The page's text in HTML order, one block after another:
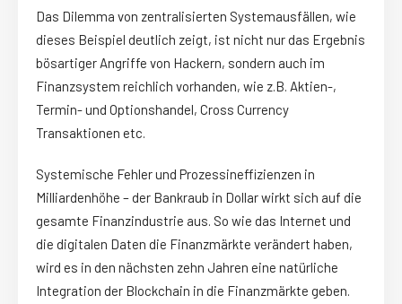
Das Dilemma von zentralisierten Systemausfällen, wie
dieses Beispiel deutlich zeigt, ist nicht nur das Ergebnis
bösartiger Angriffe von Hackern, sondern auch im
Finanzsystem reichlich vorhanden, wie z.B. Aktien-,
Termin- und Optionshandel, Cross Currency
Transaktionen etc.
Systemische Fehler und Prozessineffizienzen in
Milliardenhöhe – der Bankraub in Dollar wirkt sich auf die
gesamte Finanzindustrie aus. So wie das Internet und
die digitalen Daten die Finanzmärkte verändert haben,
wird es in den nächsten zehn Jahren eine natürliche
Integration der Blockchain in die Finanzmärkte geben.